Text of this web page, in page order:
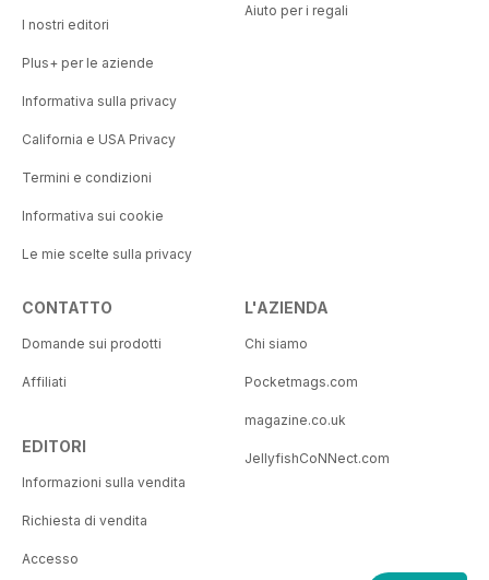
I nostri editori
Plus+ per le aziende
Informativa sulla privacy
California e USA Privacy
Termini e condizioni
Informativa sui cookie
Le mie scelte sulla privacy
Aiuto per i regali
CONTATTO
Domande sui prodotti
Affiliati
EDITORI
Informazioni sulla vendita
Richiesta di vendita
Accesso
L'AZIENDA
Chi siamo
Pocketmags.com
magazine.co.uk
JellyfishCoNNect.com